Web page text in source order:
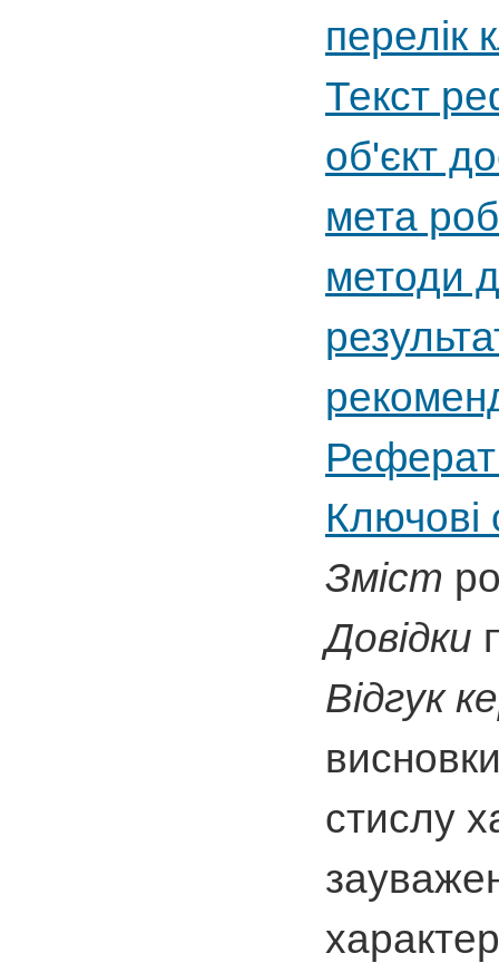
перелік
Текст
об'єкт
мета
методи
Реферат
Ключові
Зміст
Довідки
Відгук
стислу